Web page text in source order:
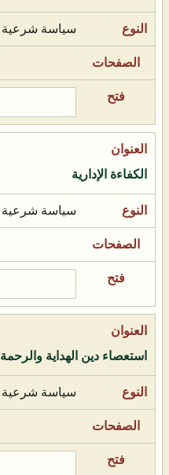
سياسة شرعية
الكفاءة الإدارية
سياسة شرعية
استعصاء دين الهداية والرحمة
سياسة شرعية